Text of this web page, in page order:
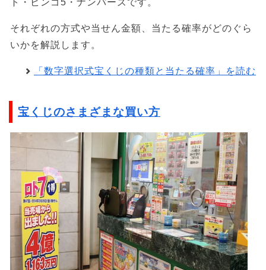
それぞれの方式や当せん金額、当たる確率がどのぐら
いかを解説します。
「数字選択式宝くじの種類と当たる確率」を読む
宝くじのさまざまな買い方